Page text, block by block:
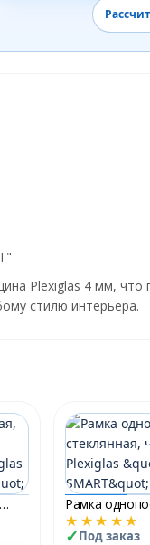
Plexiglas 4 мм, что
стилю интерьера.
Рамка четырехпостовая, горизонтальная, стеклянная, белая, Plexiglas &quot;Модерн SMART&quot;
★★★★★
Под заказ